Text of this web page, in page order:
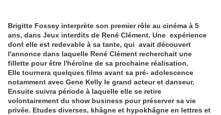
Brigitte Fossey interprète son premier rôle au cinéma à 5
ans, dans Jeux interdits de René Clément. Une expérience
dont elle est redevable à sa tante, qui avait découvert
l'annonce dans laquelle René Clément recherchait une
fillette pour être l'héroïne de sa prochaine réalisation.
Elle tournera quelques films avant sa pré- adolescence
notamment avec Gene Kelly le grand acteur et danseur.
Ensuite suivra période à laquelle elle se retire
volontairement du show business pour préserver sa vie
privée. Etudes diverses, khâgne et hypokhâgne en lettres et